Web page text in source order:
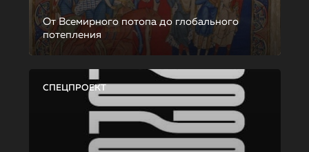
От Всемирного потопа до глобального
потепления
СПЕЦПРОЕКТ